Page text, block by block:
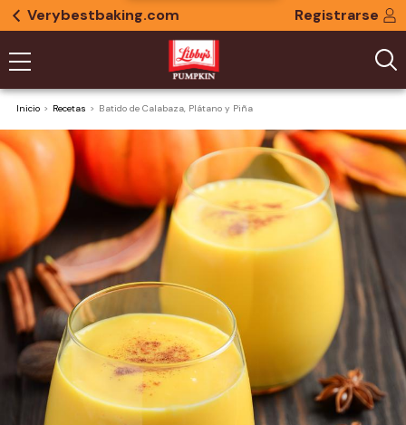
Verybestbaking.com Registrarse
Inicio Recetas Batido de Calabaza, Plátano y Piña